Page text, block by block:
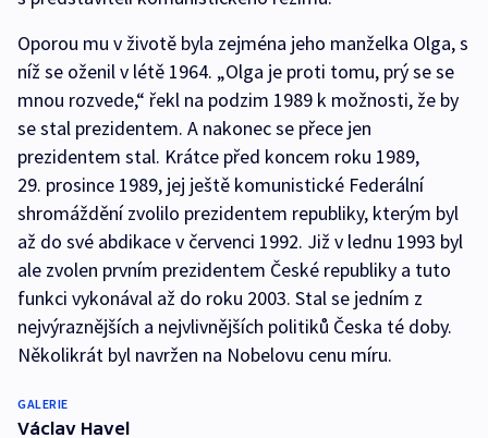
Oporou mu v životě byla zejména jeho manželka Olga, s
níž se oženil v létě 1964. „Olga je proti tomu, prý se se
mnou rozvede,“ řekl na podzim 1989 k možnosti, že by
se stal prezidentem. A nakonec se přece jen
prezidentem stal. Krátce před koncem roku 1989,
29. prosince 1989, jej ještě komunistické Federální
shromáždění zvolilo prezidentem republiky, kterým byl
až do své abdikace v červenci 1992. Již v lednu 1993 byl
ale zvolen prvním prezidentem České republiky a tuto
funkci vykonával až do roku 2003. Stal se jedním z
nejvýraznějších a nejvlivnějších politiků Česka té doby.
Několikrát byl navržen na Nobelovu cenu míru.
GALERIE
Václav Havel